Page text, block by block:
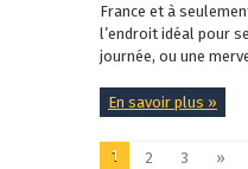
France et à
l’endroit idéal pour
journée, ou une
En savoir plus »
1 2 3 »